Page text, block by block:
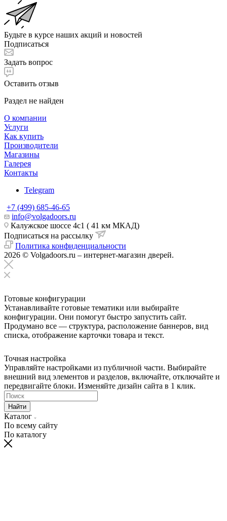
Будьте в курсе наших акций и новостей
Подписаться
Задать вопрос
Оставить отзыв
Раздел не найден
О компании
Услуги
Как купить
Производители
Магазины
Галерея
Контакты
Telegram
+7 (499) 685-46-65
info@volgadoors.ru
Калужское шоссе 4с1 ( 41 км МКАД)
Подписаться на рассылку
Политика конфиденциальности
2026 © Volgadoors.ru – интернет-магазин дверей.
Готовые конфигурации
Устанавливайте готовые тематики или выбирайте
конфигурации. Они помогут быстро запустить сайт.
Продумано все — структура, расположение баннеров, вид
списка, отображение карточки товара и текст.
Точная настройка
Управляйте настройками из публичной части. Выбирайте
внешний вид элементов и разделов, включайте, отключайте и
передвигайте блоки. Изменяйте дизайн сайта в 1 клик.
Найти
Каталог
По всему сайту
По каталогу